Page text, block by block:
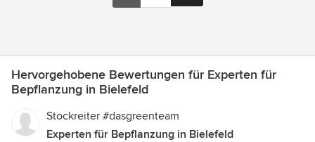
Hervorgehobene Bewertungen für Experten für
Bepflanzung in Bielefeld
Stockreiter #dasgreenteam
Experten für Bepflanzung in Bielefeld